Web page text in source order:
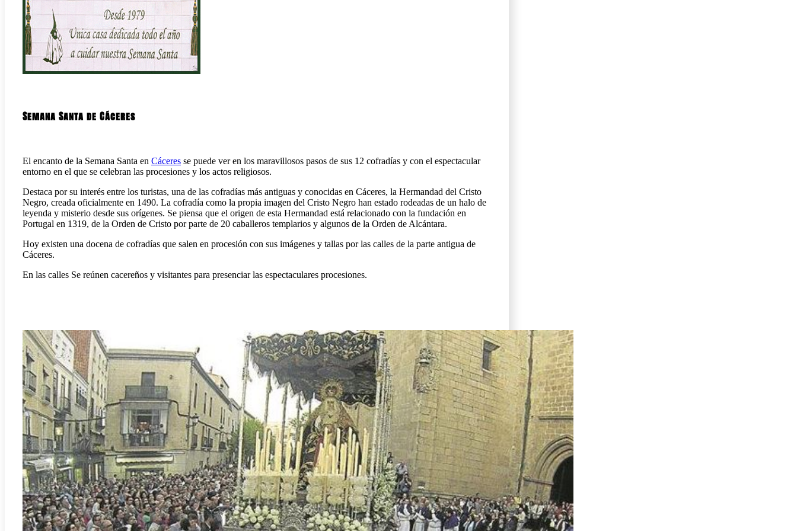
Semana Santa de Cáceres
El encanto de la Semana Santa en Cáceres se puede ver en los maravillosos pasos de sus 12 cofradías y con el espectacular
entorno en el que se celebran las procesiones y los actos religiosos.
Destaca por su interés entre los turistas, una de las cofradías más antiguas y conocidas en Cáceres, la Hermandad del Cristo
Negro, creada oficialmente en 1490. La cofradía como la propia imagen del Cristo Negro han estado rodeadas de un halo de
leyenda y misterio desde sus orígenes. Se piensa que el origen de esta Hermandad está relacionado con la fundación en
Portugal en 1319, de la Orden de Cristo por parte de 20 caballeros templarios y algunos de la Orden de Alcántara.
Hoy existen una docena de cofradías que salen en procesión con sus imágenes y tallas por las calles de la parte antigua de
Cáceres.
En las calles Se reúnen cacereños y visitantes para presenciar las espectaculares procesiones.